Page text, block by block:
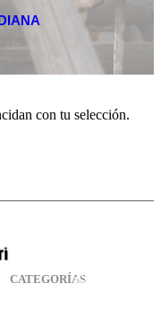
con tu selección.
CATEGORÍASCATEGORÍAS